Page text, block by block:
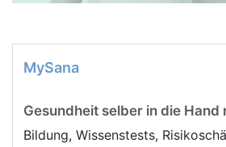
MySana
Gesundheit selber in die Hand
Bildung, Wissenstests,